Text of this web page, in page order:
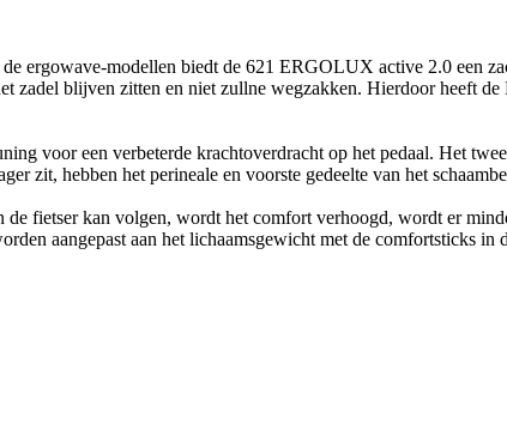
ergowave-modellen biedt de 621 ERGOLUX active 2.0 een
zadel blijven zitten en niet zullne wegzakken. Hierdoor heeft
voor een verbeterde krachtoverdracht op het pedaal. Het
zit, hebben het perineale en voorste gedeelte van het
fietser kan volgen, wordt het comfort verhoogd, wordt er
aangepast aan het lichaamsgewicht met de comfortsticks in